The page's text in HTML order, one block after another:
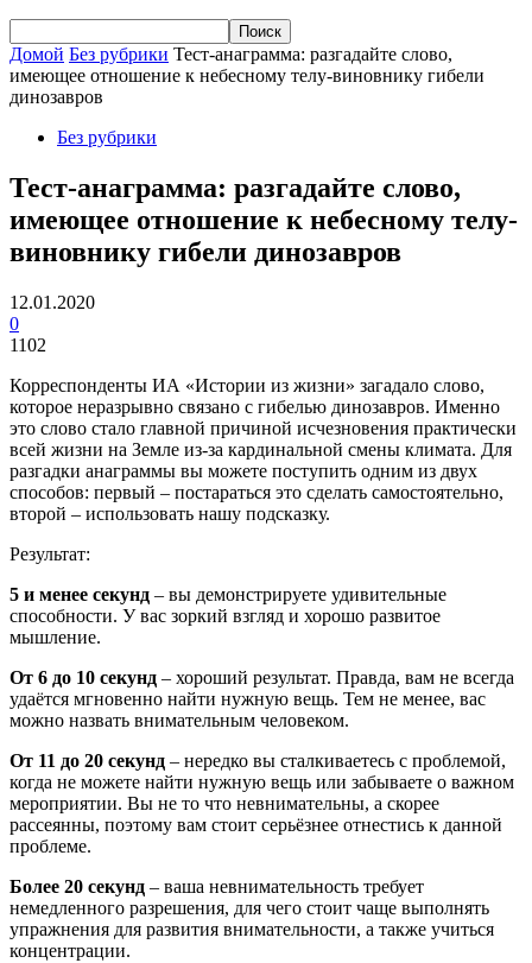
Домой Без рубрики Тест-анаграмма: разгадайте слово,
имеющее отношение к небесному телу-виновнику гибели
динозавров
Без рубрики
Тест-анаграмма: разгадайте слово,
имеющее отношение к небесному телу-
виновнику гибели динозавров
12.01.2020
0
1102
Корреспонденты ИА «Истории из жизни» загадало слово,
которое неразрывно связано с гибелью динозавров. Именно
это слово стало главной причиной исчезновения практически
всей жизни на Земле из-за кардинальной смены климата. Для
разгадки анаграммы вы можете поступить одним из двух
способов: первый – постараться это сделать самостоятельно,
второй – использовать нашу подсказку.
Результат:
5 и менее секунд – вы демонстрируете удивительные
способности. У вас зоркий взгляд и хорошо развитое
мышление.
От 6 до 10 секунд – хороший результат. Правда, вам не всегда
удаётся мгновенно найти нужную вещь. Тем не менее, вас
можно назвать внимательным человеком.
От 11 до 20 секунд – нередко вы сталкиваетесь с проблемой,
когда не можете найти нужную вещь или забываете о важном
мероприятии. Вы не то что невнимательны, а скорее
рассеянны, поэтому вам стоит серьёзнее отнестись к данной
проблеме.
Более 20 секунд – ваша невнимательность требует
немедленного разрешения, для чего стоит чаще выполнять
упражнения для развития внимательности, а также учиться
концентрации.